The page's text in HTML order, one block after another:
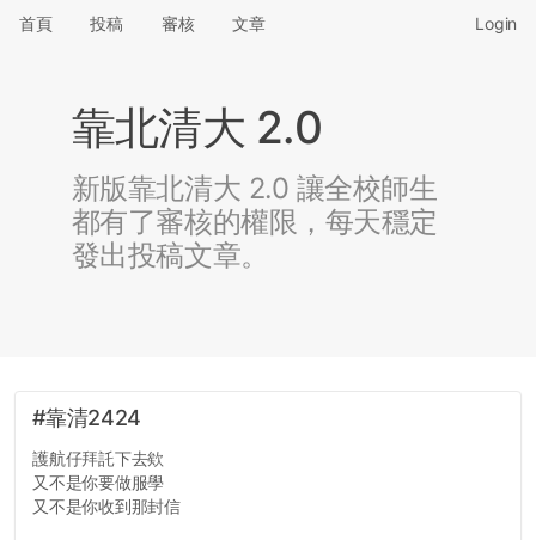
首頁 投稿 審核 文章 Login
靠北清大 2.0
新版靠北清大 2.0 讓全校師生
都有了審核的權限，每天穩定
發出投稿文章。
#靠清2424
護航仔拜託下去欸
又不是你要做服學
又不是你收到那封信